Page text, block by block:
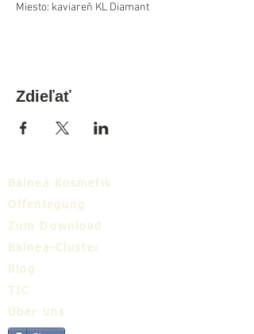
Miesto: kaviareň KL Diamant
Zdieľať
Balnea Kosmetik
Offenlegung
Zum Download
Balnea-Cluster
Blog
TIC
Über uns